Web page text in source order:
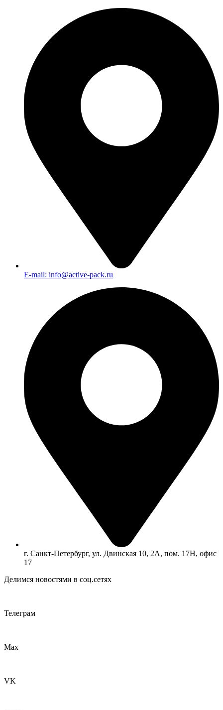
E-mail: info@active-pack.ru
г. Санкт-Петербург, ул. Двинская 10, 2А, пом. 17Н, офис
17
Делимся новостями в соц.сетях
Телеграм
Max
VK